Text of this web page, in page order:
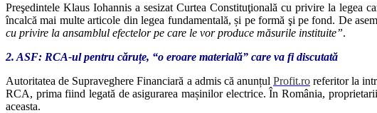
Preşedintele Klaus Iohannis a sesizat Curtea Constituţională cu privire la legea
încalcă mai multe articole din legea fundamentală, și pe formă şi pe fond. De
cu privire la ansamblul efectelor pe care le vor produce măsurile instituite”.
2. ASF: RCA-ul pentru căruțe, “o eroare materială” care va fi discutată
Autoritatea de Supraveghere Financiară a admis că anunțul Profit.ro referitor la
RCA, prima fiind legată de asigurarea mașinilor electrice. În România,
aceasta.